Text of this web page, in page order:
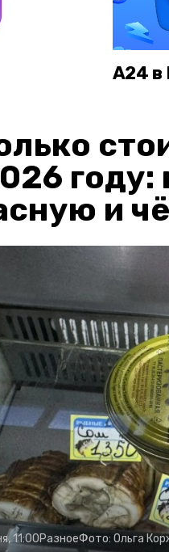
А24 в
и
11:00РазноеФото: Ольга